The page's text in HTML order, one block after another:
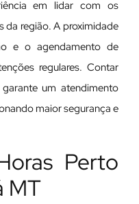
em lidar com os
da região. A proximidade
e o agendamento de
regulares. Contar
um atendimento
maior segurança e
Perto
MT